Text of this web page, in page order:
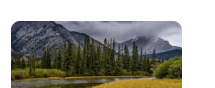
enskild...